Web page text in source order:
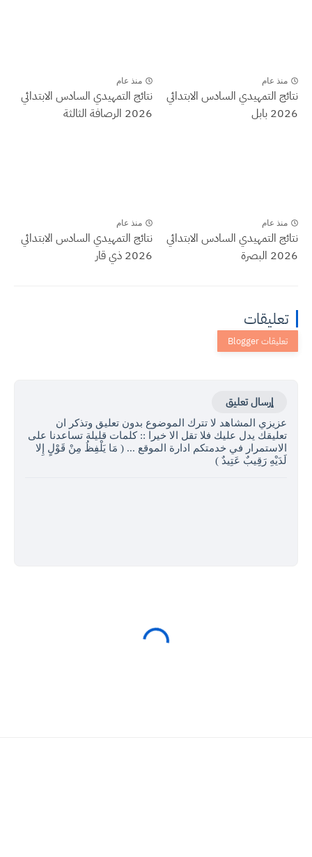
منذ عام
نتائج التمهيدي السادس الابتدائي
2026 بابل
منذ عام
نتائج التمهيدي السادس الابتدائي
2026 الرصافة الثالثة
منذ عام
نتائج التمهيدي السادس الابتدائي
2026 البصرة
منذ عام
نتائج التمهيدي السادس الابتدائي
2026 ذي قار
تعليقات
إرسال تعليق
عزيزي المشاهد لا تترك الموضوع بدون تعليق وتذكر ان
تعليقك يدل عليك فلا تقل الا خيرا :: كلمات قليلة تساعدنا على
الاستمرار في خدمتكم ادارة الموقع ... ( مَا يَلْفِظُ مِنْ قَوْلٍ إِلا
لَدَيْهِ رَقِيبٌ عَتِيدٌ )